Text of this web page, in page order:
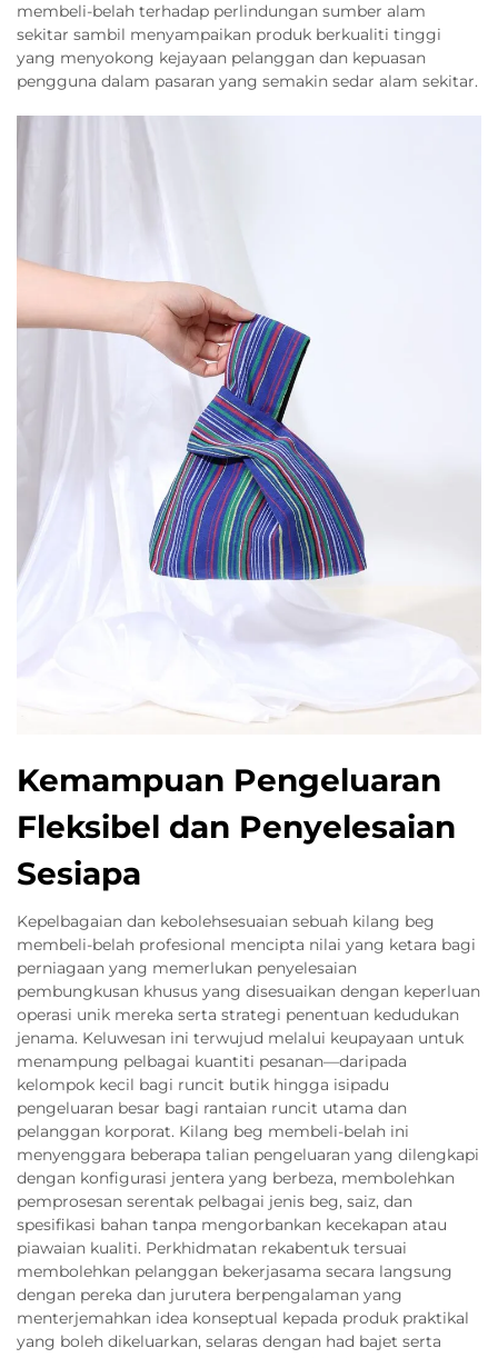
membeli-belah terhadap perlindungan sumber alam
sekitar sambil menyampaikan produk berkualiti tinggi
yang menyokong kejayaan pelanggan dan kepuasan
pengguna dalam pasaran yang semakin sedar alam sekitar.
Kemampuan Pengeluaran
Fleksibel dan Penyelesaian
Sesiapa
Kepelbagaian dan kebolehsesuaian sebuah kilang beg
membeli-belah profesional mencipta nilai yang ketara bagi
perniagaan yang memerlukan penyelesaian
pembungkusan khusus yang disesuaikan dengan keperluan
operasi unik mereka serta strategi penentuan kedudukan
jenama. Keluwesan ini terwujud melalui keupayaan untuk
menampung pelbagai kuantiti pesanan—daripada
kelompok kecil bagi runcit butik hingga isipadu
pengeluaran besar bagi rantaian runcit utama dan
pelanggan korporat. Kilang beg membeli-belah ini
menyenggara beberapa talian pengeluaran yang dilengkapi
dengan konfigurasi jentera yang berbeza, membolehkan
pemprosesan serentak pelbagai jenis beg, saiz, dan
spesifikasi bahan tanpa mengorbankan kecekapan atau
piawaian kualiti. Perkhidmatan rekabentuk tersuai
membolehkan pelanggan bekerjasama secara langsung
dengan pereka dan jurutera berpengalaman yang
menterjemahkan idea konseptual kepada produk praktikal
yang boleh dikeluarkan, selaras dengan had bajet serta